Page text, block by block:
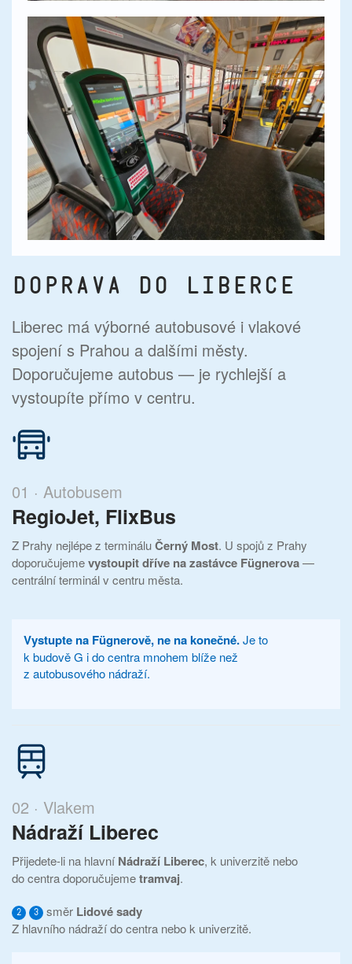
Doprava do Liberce
Liberec má výborné autobusové i vlakové
spojení s Prahou a dalšími městy.
Doporučujeme autobus — je rychlejší a
vystoupíte přímo v centru.
01 · Autobusem
RegioJet, FlixBus
Z Prahy nejlépe z termináluČerný Most. U spojů z Prahy
doporučujemevystoupit dříve na zastávce Fügnerova—
centrální terminál v centru města.
Vystupte na Fügnerově, ne na konečné.Je to
k budově G i do centra mnohem blíže než
z autobusového nádraží.
02 · Vlakem
Nádraží Liberec
Přijedete-li na hlavníNádraží Liberec, k univerzitě nebo
do centra doporučujemetramvaj.
2 3 směr Lidové sady
Z hlavního nádraží do centra nebo k univerzitě.